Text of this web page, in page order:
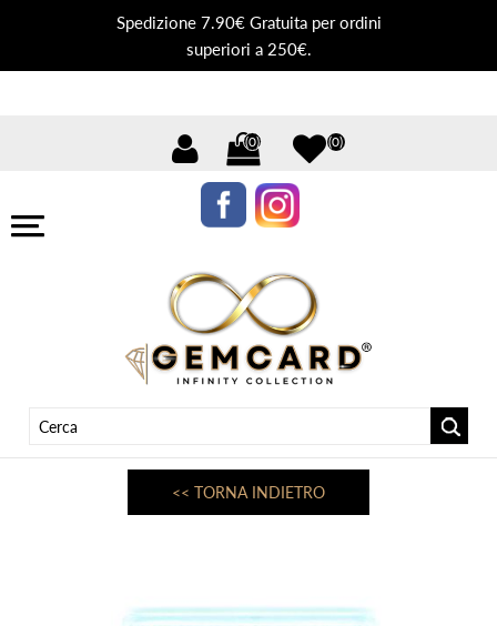
Spedizione 7.90€ Gratuita per ordini
superiori a 250€.
(0) (0)
<< TORNA INDIETRO